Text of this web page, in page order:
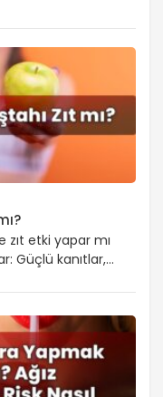
zıt etki yapar mı
Güçlü kanıtlar,
iştahı
daha çok
neşeli ve
[…]